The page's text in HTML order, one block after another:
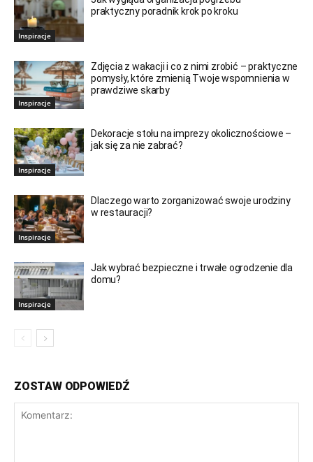
Inspiracje
praktyczny poradnik krok po kroku
Inspiracje
Zdjęcia z wakacji i co z nimi zrobić – praktyczne
pomysły, które zmienią Twoje wspomnienia w
prawdziwe skarby
Inspiracje
Dekoracje stołu na imprezy okolicznościowe –
jak się za nie zabrać?
Inspiracje
Dlaczego warto zorganizować swoje urodziny
w restauracji?
Inspiracje
Jak wybrać bezpieczne i trwałe ogrodzenie dla
domu?
ZOSTAW ODPOWIEDŹ